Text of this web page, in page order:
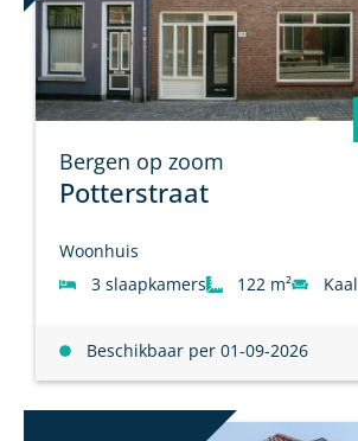
Bergen op zoom
Potterstraat
Woonhuis
3 slaapkamers
122 m² Kaal
Beschikbaar per 01-09-2026